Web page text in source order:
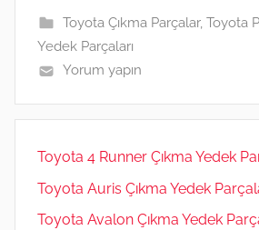
A
p
p
dI a
k.
m
Toyota Çıkma Parçalar, Toyota
Yedek Parçaları
Yorum yapın
Toyota 4 Runner Çıkma Yedek
Toyota Auris Çıkma Yedek
Toyota Avalon Çıkma Yedek